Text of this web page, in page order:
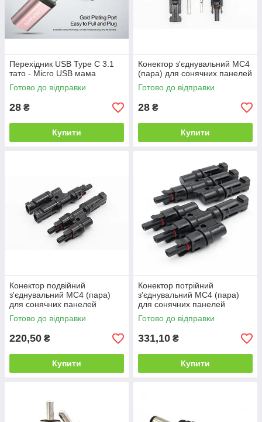
Перехідник USB Type C 3.1
тато - Micro USB мама
Готово до відправки
28 ₴
Купити
Конектор з'єднувальний MC4
(пара) для сонячних панелей
Готово до відправки
28 ₴
Купити
Конектор подвійний
з'єднувальний MC4 (пара)
для сонячних панелей
Готово до відправки
220,50 ₴
Купити
Конектор потрійний
з'єднувальний MC4 (пара)
для сонячних панелей
Готово до відправки
331,10 ₴
Купити